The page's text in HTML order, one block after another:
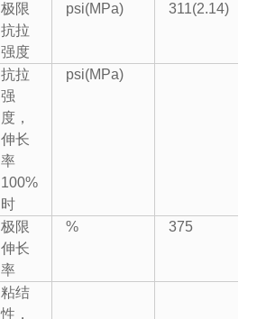
极限
抗拉
强度
psi(MPa) 311(2.14)
抗拉
强
度，
伸长
率
100%
时
psi(MPa)
极限
伸长
率
% 375
粘结
性，